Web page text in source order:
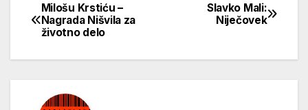
Кретање
чланка
Slavko Mali:
Niječovek
Milošu Krstiću –
Nagrada Nišvila za
životno delo